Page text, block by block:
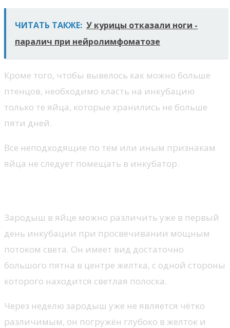
ЧИТАТЬ ТАКЖЕ: У курицы отказали ноги -
паралич при нейролимфоматозе
Кроме того, чтобы вывелось как можно больше
птенцов, необходимо класть на инкубацию
только те яйца, которые хранились не больше
пяти дней.
Все неподходящие по тем или иным признакам
яйца не следует помещать в инкубатор.
Зародыш в яйце можно различить уже в первый
день инкубации при просвечивании мощным
потоком света. Он имеет вид достаточно
большого пятна в центре желтка, с одной стороны
которого находится светлая полоска.
Через неделю зародыш уже не является чётко
различимым, он погружён глубоко в желток и